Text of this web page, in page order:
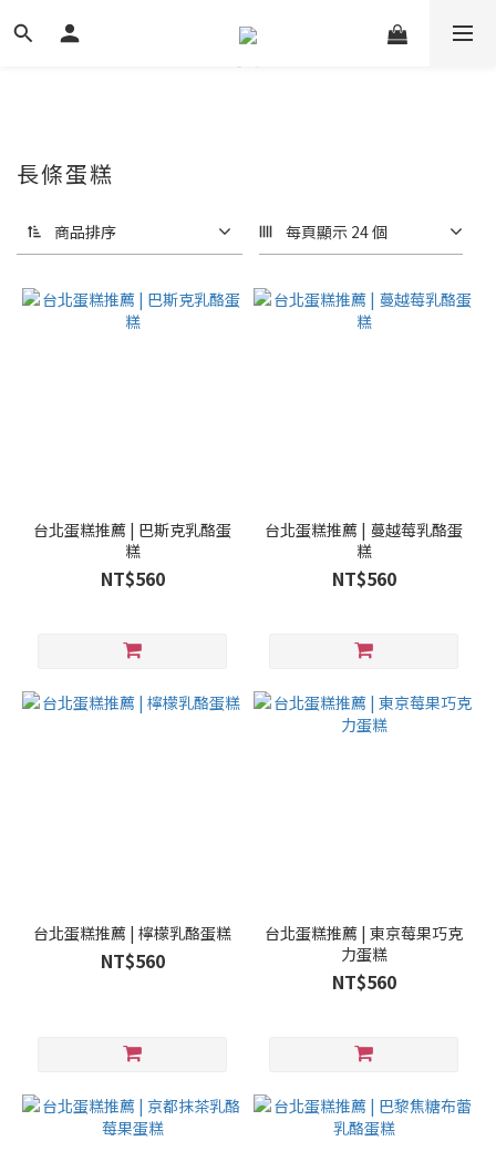
長條蛋糕
商品排序 每頁顯示 24 個
台北蛋糕推薦 | 巴斯克乳酪蛋
糕
NT$560
台北蛋糕推薦 | 蔓越莓乳酪蛋
糕
NT$560
台北蛋糕推薦 | 檸檬乳酪蛋糕
NT$560
台北蛋糕推薦 | 東京莓果巧克
力蛋糕
NT$560